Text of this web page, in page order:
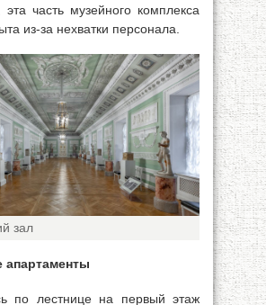
часть музейного комплекса
из-за нехватки персонала.
зал
апартаменты
по лестнице на первый этаж